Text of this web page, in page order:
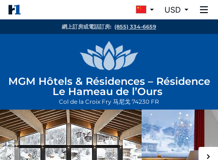
USD
網上訂房或電話訂房: (855) 334-6659
MGM Hôtels & Résidences – Résidence
Le Hameau de l’Ours
Col de la Croix Fry 马尼戈 74230 FR